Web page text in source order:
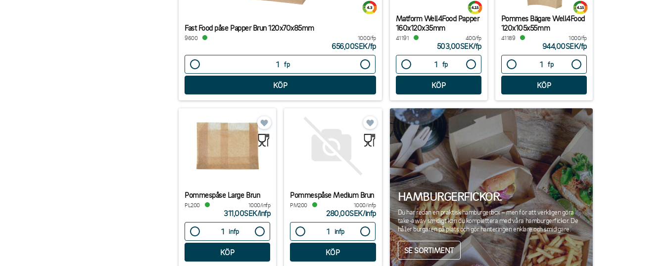
Fast Food påse Papper Brun 120x70x85mm
9600 1000/fp
656,00SEK/fp
fp
Matform Well4Food Papper
160x120x35mm
41191 400/fp
503,00SEK/fp
fp
Pommes Bägare Well4Food
120x105x55mm
41189 1000/fp
944,00SEK/fp
fp
Pommespåse Large Brun
PL200 1000/infp
311,00SEK/infp
infp
Pommespåse Medium Brun
PM200 1000/infp
280,00SEK/infp
infp
HAMBURGERFICKOR.
Du har redan en praktisk hamburgerbox – men för att verkligen göra
take-away smidigt kan du komplettera med våra hamburgerfickor. De
håller burgaren på plats och gör hanteringen enklare och smidigare.
SE SORTIMENT